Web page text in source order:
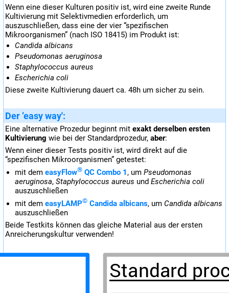
Wenn eine dieser Kulturen positiv ist, wird eine zweite Runde
Kultivierung mit Selektivmedien erforderlich, um
auszuschließen, dass eine der vier “spezifischen
Mikroorganismen” (nach ISO 18415) im Produkt ist:
Candida albicans
Pseudomonas aeruginosa
Staphylococcus aureus
Escherichia coli
Diese zweite Kultivierung dauert ca. 48h um sicher zu sein.
Der ’easy way':
Eine alternative Prozedur beginnt mitexakt derselben ersten
Kultivierung wie bei der Standardprozedur,aber:
Wenn einer dieser Tests positiv ist, wird direkt auf die
“spezifischen Mikroorganismen” getestet:
mit dem easyFlow®QC Combo 1 , um Pseudomonas
aeruginosa, Staphylococcus aureus und Escherichia coli
auszuschließen
mit dem easyLAMP©Candida albicans, um Candida albicans
auszuschließen
Beide Testkits können das gleiche Material aus der ersten
Anreicherungskultur verwenden!